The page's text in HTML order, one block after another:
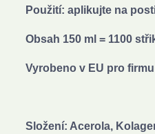
Použití: aplikujte na
Obsah 150 ml = 1100
Vyrobeno v EU pro
Složení: Acerola,